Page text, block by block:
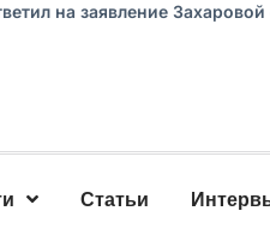
на заявление
Статьи